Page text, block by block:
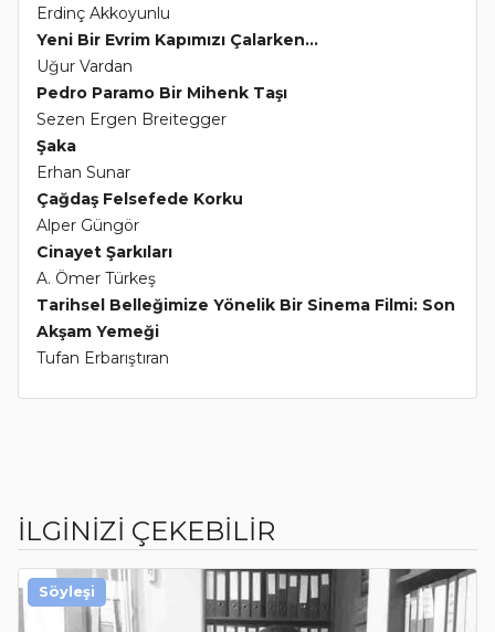
Erdinç Akkoyunlu
Yeni Bir Evrim Kapımızı Çalarken...
Uğur Vardan
Pedro Paramo Bir Mihenk Taşı
Sezen Ergen Breitegger
Şaka
Erhan Sunar
Çağdaş Felsefede Korku
Alper Güngör
Cinayet Şarkıları
A. Ömer Türkeş
Tarihsel Belleğimize Yönelik Bir Sinema Filmi: Son
Akşam Yemeği
Tufan Erbarıştıran
İLGİNİZİ ÇEKEBİLİR
Söyleşi